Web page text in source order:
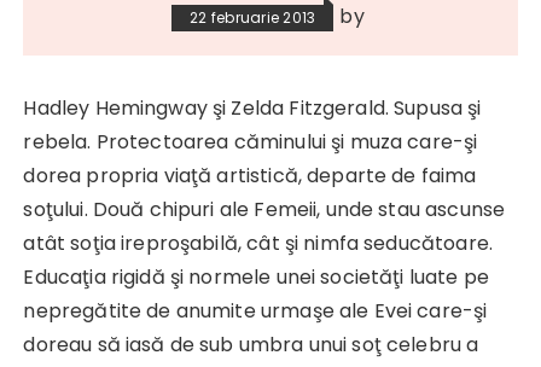
22 februarie 2013 by
Hadley Hemingway şi Zelda Fitzgerald. Supusa şi
rebela. Protectoarea căminului şi muza care-şi
dorea propria viaţă artistică, departe de faima
soţului. Două chipuri ale Femeii, unde stau ascunse
atât soţia ireproşabilă, cât şi nimfa seducătoare.
Educaţia rigidă şi normele unei societăţi luate pe
nepregătite de anumite urmaşe ale Evei care-şi
doreau să iasă de sub umbra unui soţ celebru a